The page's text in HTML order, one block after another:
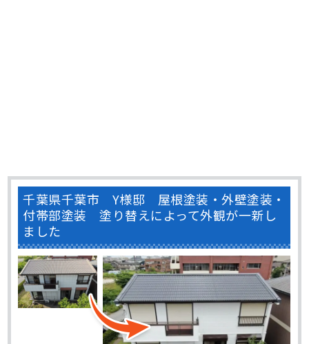
千葉県千葉市 Y様邸 屋根塗装・外壁塗装・
付帯部塗装 塗り替えによって外観が一新し
ました